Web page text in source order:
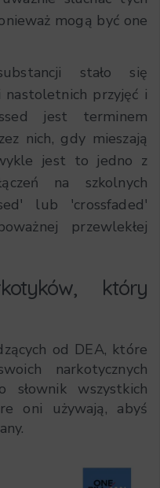
mogą być one
stało się
nastoletnich przyjęć i
jest terminem
nich, gdy mieszają
jest to jedno z
na szkolnych
lub 'crossfaded'
przewlekłej
który
od DEA, które
narkotycznych
wszystkich
oni używają, abyś